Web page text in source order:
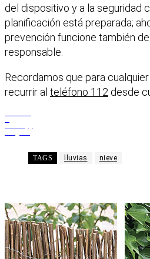
del dispositivo y a la seguridad
planificación está preparada;
prevención funcione también
responsable.
Recordamos que para
recurrir al teléfono 112 desde
TAGS lluvias nieve